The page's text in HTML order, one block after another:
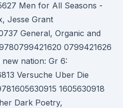
Men for All Seasons -
Jesse Grant
General, Organic and
0799421626
nation: Gr 6:
Versuche Uber Die
1605630918
Dark Poetry,